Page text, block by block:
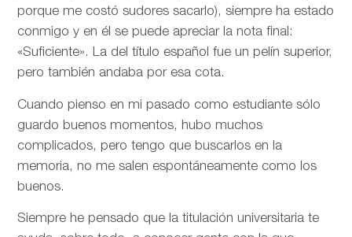
porque me costó sudores sacarlo), siempre ha estado
conmigo y en él se puede apreciar la nota final:
«Suficiente». La del título español fue un pelín superior,
pero también andaba por esa cota.
Cuando pienso en mi pasado como estudiante sólo
guardo buenos momentos, hubo muchos
complicados, pero tengo que buscarlos en la
memoria, no me salen espontáneamente como los
buenos.
Siempre he pensado que la titulación universitaria te